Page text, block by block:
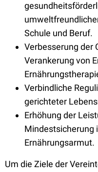
Schule und Beruf.
Verbesserung der
Verankerung von
Verbindliche
gerichteter
Erhöhung der
Mindestsicherung
Ernährungsarmut.
Um die Ziele der